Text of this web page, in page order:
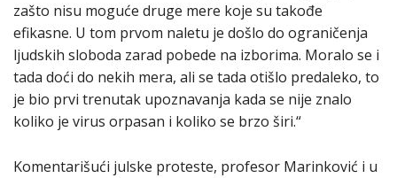
zašto nisu moguće druge mere koje su takođe
efikasne. U tom prvom naletu je došlo do ograničenja
ljudskih sloboda zarad pobede na izborima. Moralo se i
tada doći do nekih mera, ali se tada otišlo predaleko, to
je bio prvi trenutak upoznavanja kada se nije znalo
koliko je virus orpasan i koliko se brzo širi.“
Komentarišući julske proteste, profesor Marinković i u